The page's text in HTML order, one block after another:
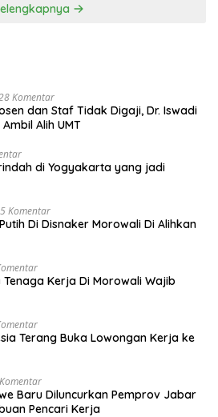
Komentar
dan Staf Tidak Digaji, Dr. Iswadi
Alih UMT
di Yogyakarta yang jadi
5 Komentar
Di Disnaker Morowali Di Alihkan
Kerja Di Morowali Wajib
Terang Buka Lowongan Kerja ke
Baru Diluncurkan Pemprov Jabar
Pencari Kerja